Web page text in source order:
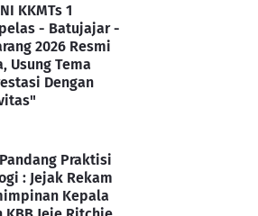
KKMTs 1
- Batujajar -
2026 Resmi
Usung Tema
Dengan
Praktisi
: Jejak Rekam
Kepala